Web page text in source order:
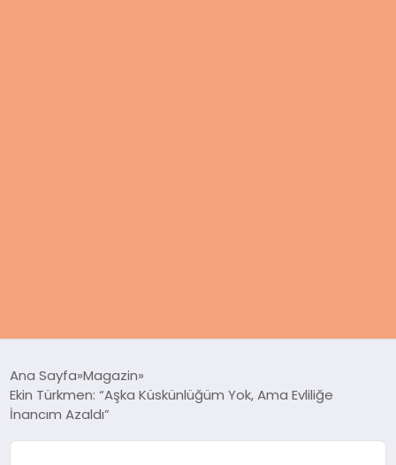
Ana Sayfa Magazin
Ekin Türkmen: “Aşka Küskünlüğüm Yok, Ama Evliliğe
İnancım Azaldı”